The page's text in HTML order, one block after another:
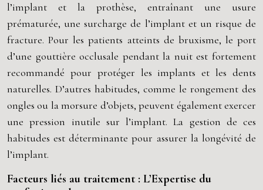
l’implant et la prothèse, entraînant une usure
prématurée, une surcharge de l’implant et un risque de
fracture. Pour les patients atteints de bruxisme, le port
d’une gouttière occlusale pendant la nuit est fortement
recommandé pour protéger les implants et les dents
naturelles. D’autres habitudes, comme le rongement des
ongles ou la morsure d’objets, peuvent également exercer
une pression inutile sur l’implant. La gestion de ces
habitudes est déterminante pour assurer la longévité de
l’implant.
Facteurs liés au traitement : L’Expertise du